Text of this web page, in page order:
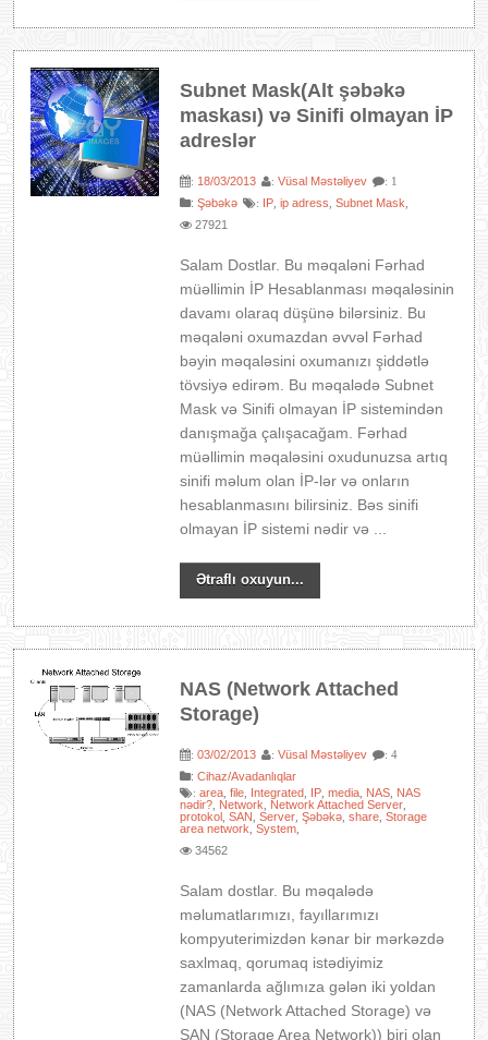
Subnet Mask(Alt şəbəkə
maskası) və Sinifi olmayan İP
adreslər
: 18/03/2013 :Vüsal Məstəliyev : 1
:Şəbəkə : IP ,ip adress ,Subnet Mask
27921
Salam Dostlar. Bu məqaləni Fərhad
müəllimin İP Hesablanması məqaləsinin
davamı olaraq düşünə bilərsiniz. Bu
məqaləni oxumazdan əvvəl Fərhad
bəyin məqaləsini oxumanızı şiddətlə
tövsiyə edirəm. Bu məqalədə Subnet
Mask və Sinifi olmayan İP sistemindən
danışmağa çalışacağam. Fərhad
müəllimin məqaləsini oxudunuzsa artıq
sinifi məlum olan İP-lər və onların
hesablanmasını bilirsiniz. Bəs sinifi
olmayan İP sistemi nədir və ...
Ətraflı oxuyun...
NAS (Network Attached
Storage)
:03/02/2013 :Vüsal Məstəliyev : 4
:Cihaz/Avadanlıqlar
:area ,file Integrated IP ,media NAS NAS
nədir? Network Network Attached Server
protokol ,SAN ,Server ,Şəbəkə ,share ,Storage
area network
,System
34562
Salam dostlar. Bu məqalədə
məlumatlarımızı, fayıllarımızı
kompyuterimizdən kənar bir mərkəzdə
saxlmaq, qorumaq istədiyimiz
zamanlarda ağlımıza gələn iki yoldan
(NAS (Network Attached Storage) və
SAN (Storage Area Network)) biri olan